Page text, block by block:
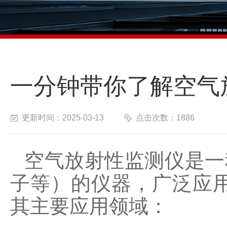
一分钟带你了解空
更新时间：2025-03-13 点击次数：1886
空气放射性监测仪是
子等）的仪器，广泛应
其主要应用领域：